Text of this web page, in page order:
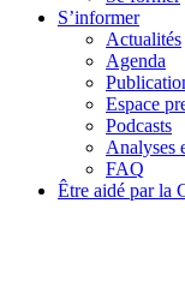
S’informer
Actualités
Agenda
Espace
Podcasts
Analyses
FAQ
Être aidé par la